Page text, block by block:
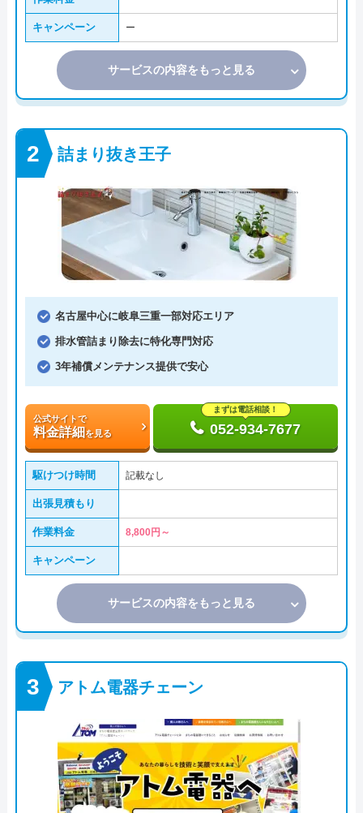
キャンペーン ー
サービスの内容をもっと見る
詰まり抜き王子
名古屋中心に岐阜三重一部対応エリア
排水管詰まり除去に特化専門対応
3年補償メンテナンス提供で安心
公式サイトで
料金詳細を見る
まずは電話相談！
052-934-7677
駆けつけ時間 記載なし
出張見積もり
作業料金 8,800円～
キャンペーン
サービスの内容をもっと見る
アトム電器チェーン